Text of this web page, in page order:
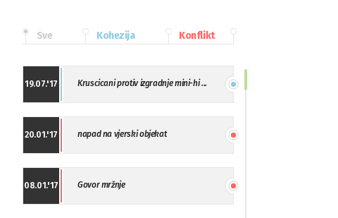
Sve Kohezija Konflikt
19.07.'17 Kruscicani protiv izgradnje mini-hi ...
20.01.'17 napad na vjerski objekat
08.01.'17 Govor mržnje